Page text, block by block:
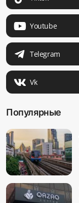
Youtube
Telegram
Vk
Популярные